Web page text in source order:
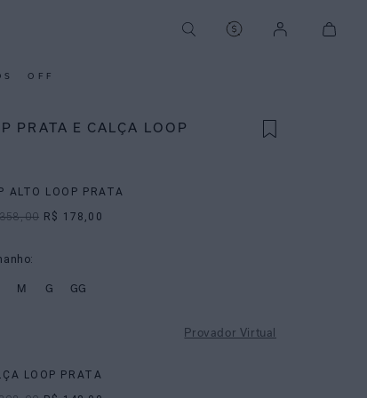
OFF
PRATA E CALÇA LOOP
ALTO LOOP PRATA
R$ 178,00
M G GG
Provador Virtual
LOOP PRATA